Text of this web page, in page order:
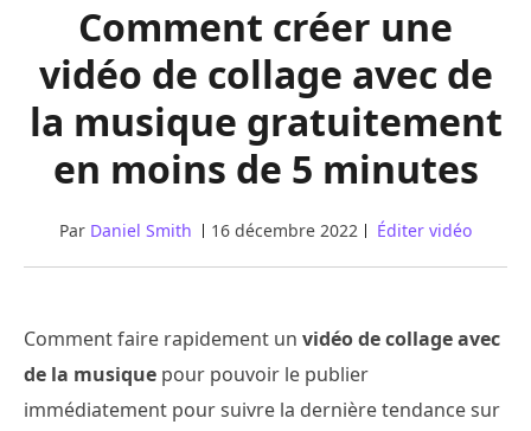
Comment créer une
vidéo de collage avec de
la musique gratuitement
en moins de 5 minutes
Par Daniel Smith 16 décembre 2022 Éditer vidéo
Comment faire rapidement un vidéo de collage avec
de la musique pour pouvoir le publier
immédiatement pour suivre la dernière tendance sur